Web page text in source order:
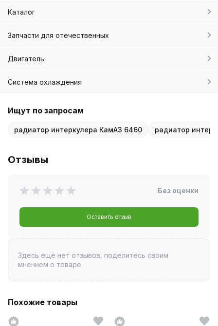
Каталог
Запчасти для отечественных
Двигатель
Система охлаждения
Ищут по запросам
радиатор интеркулера КамАЗ 6460 радиатор
Отзывы
Без оценки
Оставить отзыв
Здесь ещё нет отзывов, поделитесь своим
мнением о товаре.
Похожие товары